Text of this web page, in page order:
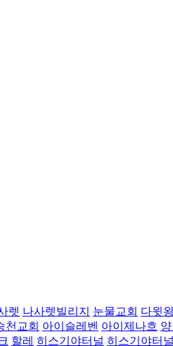
렛 나사렛빌리지 눈물교회 다윗
천교회 아이슬레벤 아이제나흐
할레 히스기야터널 히스기야터